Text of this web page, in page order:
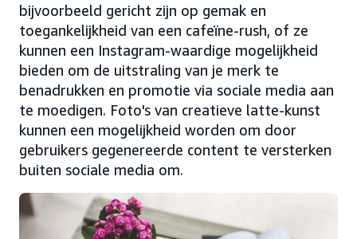
bijvoorbeeld gericht zijn op gemak en
toegankelijkheid van een cafeïne-rush, of ze
kunnen een Instagram-waardige mogelijkheid
bieden om de uitstraling van je merk te
benadrukken en promotie via sociale media aan
te moedigen. Foto's van creatieve latte-kunst
kunnen een mogelijkheid worden om door
gebruikers gegenereerde content te versterken
buiten sociale media om.